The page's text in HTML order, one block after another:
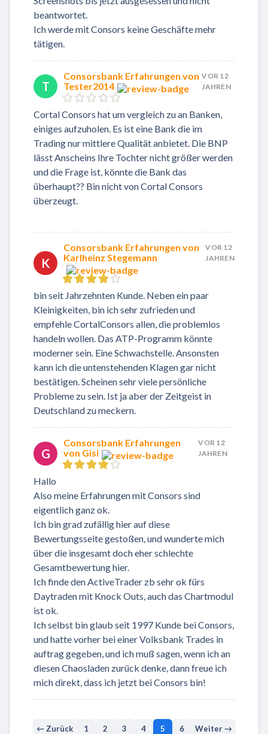
beantwortet.
Ich werde mit Consors keine Geschäfte mehr
tätigen.
T
Consorsbank Erfahrungen von
Tester2014
VOR 12
JAHREN
Cortal Consors hat um vergleich zu an Banken,
einiges aufzuholen. Es ist eine Bank die im
Trading nur mittlere Qualität anbietet. Die BNP
lässt Anscheins Ihre Tochter nicht größer werden
und die Frage ist, könnte die Bank das
überhaupt?? Bin nicht von Cortal Consors
überzeugt.
K
Consorsbank Erfahrungen von
Karlheinz Stegemann
VOR 12
JAHREN
bin seit Jahrzehnten Kunde. Neben ein paar
Kleinigkeiten, bin ich sehr zufrieden und
empfehle CortalConsors allen, die problemlos
handeln wollen. Das ATP-Programm könnte
moderner sein. Eine Schwachstelle. Ansonsten
kann ich die untenstehenden Klagen gar nicht
bestätigen. Scheinen sehr viele persönliche
Probleme zu sein. Ist ja aber der Zeitgeist in
Deutschland zu meckern.
G
Consorsbank Erfahrungen
von Gisi
VOR 12
JAHREN
Hallo
Also meine Erfahrungen mit Consors sind
eigentlich ganz ok.
Ich bin grad zufällig hier auf diese
Bewertungsseite gestoßen, und wunderte mich
über die insgesamt doch eher schlechte
Gesamtbewertung hier.
Ich finde den ActiveTrader zb sehr ok fürs
Daytraden mit Knock Outs, auch das Chartmodul
ist ok.
Ich selbst bin glaub seit 1997 Kunde bei Consors,
und hatte vorher bei einer Volksbank Trades in
auftrag gegeben, und ich muß sagen, wenn ich an
diesen Chaosladen zurück denke, dann freue ich
mich direkt, dass ich jetzt bei Consors bin!
← Zurück 1 2 3 4 5 6 Weiter →